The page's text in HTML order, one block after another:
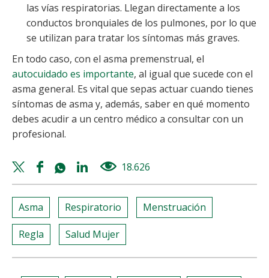
las vías respiratorias. Llegan directamente a los
conductos bronquiales de los pulmones, por lo que
se utilizan para tratar los síntomas más graves.
En todo caso, con el asma premenstrual, el
autocuidado es importante, al igual que sucede con el
asma general. Es vital que sepas actuar cuando tienes
síntomas de asma y, además, saber en qué momento
debes acudir a un centro médico a consultar con un
profesional.
Twitter
share
Facebook
share
Whatsapp
share
Linkedin
share
18.626
Asma Respiratorio Menstruación
Regla Salud Mujer